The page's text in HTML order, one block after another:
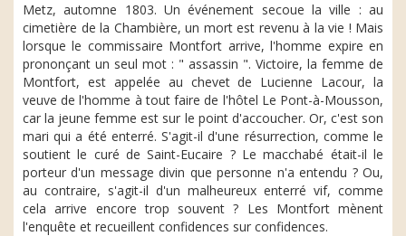
Metz, automne 1803. Un événement secoue la ville : au
cimetière de la Chambière, un mort est revenu à la vie ! Mais
lorsque le commissaire Montfort arrive, l'homme expire en
prononçant un seul mot : " assassin ". Victoire, la femme de
Montfort, est appelée au chevet de Lucienne Lacour, la
veuve de l'homme à tout faire de l'hôtel Le Pont-à-Mousson,
car la jeune femme est sur le point d'accoucher. Or, c'est son
mari qui a été enterré. S'agit-il d'une résurrection, comme le
soutient le curé de Saint-Eucaire ? Le macchabé était-il le
porteur d'un message divin que personne n'a entendu ? Ou,
au contraire, s'agit-il d'un malheureux enterré vif, comme
cela arrive encore trop souvent ? Les Montfort mènent
l'enquête et recueillent confidences sur confidences.